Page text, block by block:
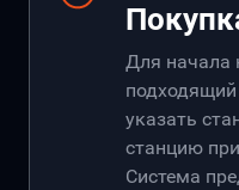
Для начала
указать
станцию
Система